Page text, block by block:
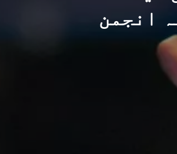
انجمن